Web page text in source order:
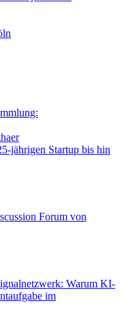
jährigen Startup bis hin
Forum von
Warum KI-
im